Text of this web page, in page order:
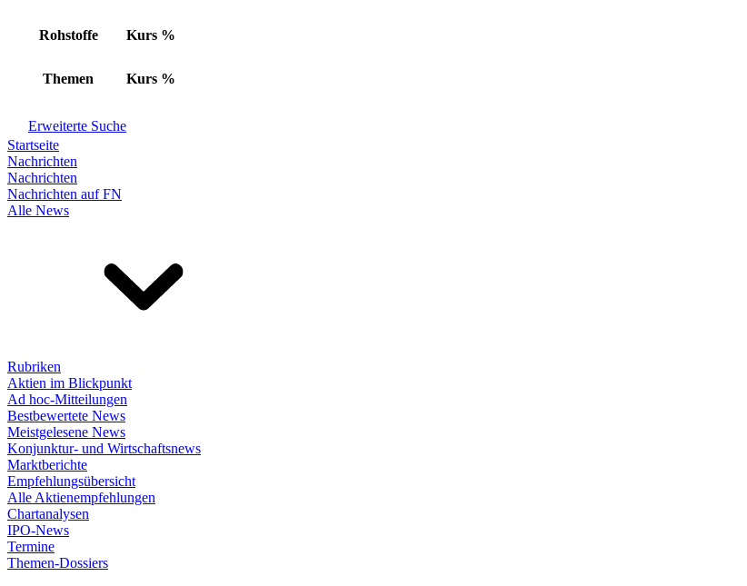
Rohstoffe Kurs %
Themen Kurs %
Erweiterte Suche
Startseite
Nachrichten
Nachrichten
Nachrichten auf FN
Alle News
Rubriken
Aktien im Blickpunkt
Ad hoc-Mitteilungen
Bestbewertete News
Meistgelesene News
Konjunktur- und Wirtschaftsnews
Marktberichte
Empfehlungsübersicht
Alle Aktienempfehlungen
Chartanalysen
IPO-News
Termine
Themen-Dossiers